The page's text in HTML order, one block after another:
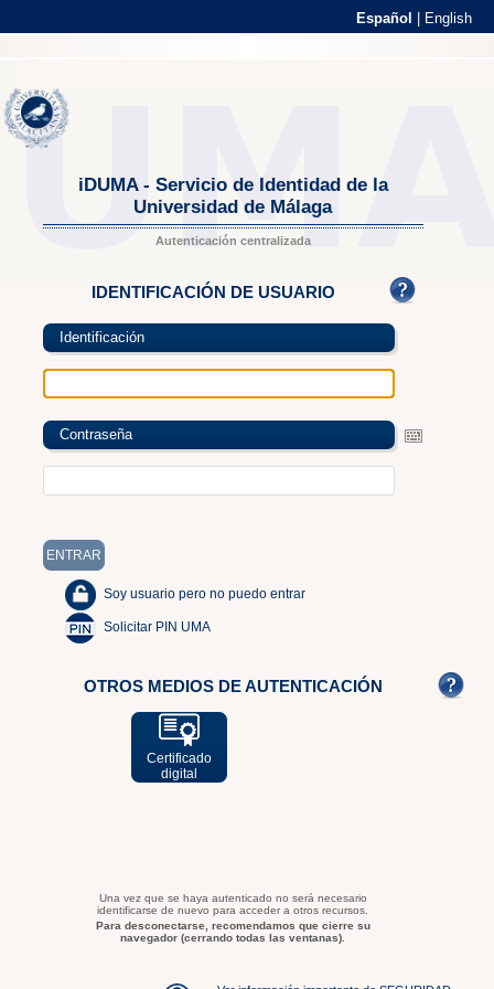
Español English
iDUMA - Servicio de Identidad de la
Universidad de Málaga
Autenticación centralizada
IDENTIFICACIÓN DE USUARIO
Identificación
Contraseña
Soy usuario pero no puedo entrar
Solicitar PIN UMA
OTROS MEDIOS DE AUTENTICACIÓN
Certificado
digital
Una vez que se haya autenticado no será necesario
identificarse de nuevo para acceder a otros recursos.
Para desconectarse, recomendamos que cierre su
navegador (cerrando todas las ventanas).